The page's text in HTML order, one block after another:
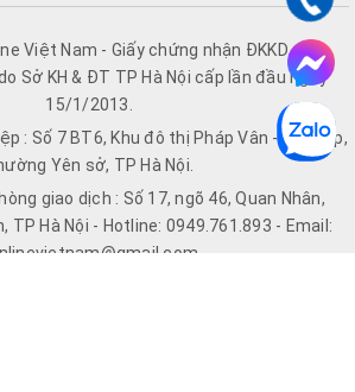
Việt Nam - Giấy chứng nhận ĐKKD số &
Sở KH & ĐT TP Hà Nội cấp lần đầu ngày
15/1/2013.
: Số 7 BT6, Khu đô thị Pháp Vân - Tứ Hiệp,
Yên sở, TP Hà Nội.
giao dịch : Số 17, ngõ 46, Quan Nhân,
TP Hà Nội - Hotline: 0949.761.893 - Email: